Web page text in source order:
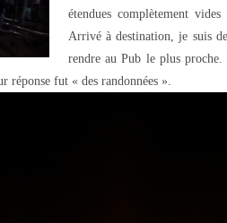
étendues complètement
Arrivé à destination, je suis
rendre au Pub le plus
fut « des randonnées ».